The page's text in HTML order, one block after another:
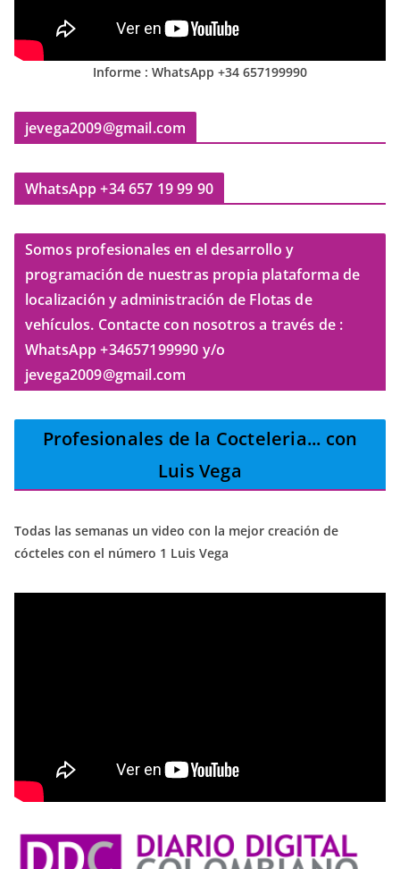
Informe : WhatsApp +34 657199990
jevega2009@gmail.com
WhatsApp +34 657 19 99 90
Somos profesionales en el desarrollo y
programación de nuestras propia plataforma de
localización y administración de Flotas de
vehículos. Contacte con nosotros a través de :
WhatsApp +34657199990 y/o
jevega2009@gmail.com
Profesionales de la Cocteleria... con
Luis Vega
Todas las semanas un video con la mejor creación de
cócteles con el número 1 Luis Vega